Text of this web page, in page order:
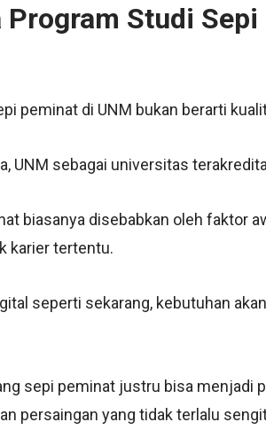
Program Studi
peminat di UNM bukan berarti
UNM sebagai universitas
biasanya disebabkan oleh faktor
karier tertentu.
seperti sekarang, kebutuhan
sepi peminat justru bisa menjadi
persaingan yang tidak terlalu